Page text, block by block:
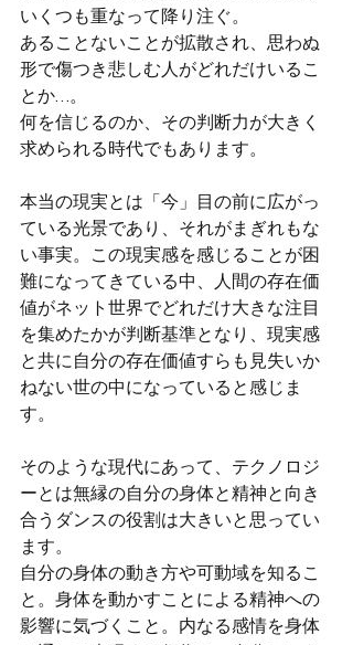
いくつも重なって降り注ぐ。
あることないことが拡散され、思わぬ
形で傷つき悲しむ人がどれだけいるこ
とか…。
何を信じるのか、その判断力が大きく
求められる時代でもあります。
本当の現実とは「今」目の前に広がっ
ている光景であり、それがまぎれもな
い事実。この現実感を感じることが困
難になってきている中、人間の存在価
値がネット世界でどれだけ大きな注目
を集めたかが判断基準となり、現実感
と共に自分の存在価値すらも見失いか
ねない世の中になっていると感じま
す。
そのような現代にあって、テクノロジ
ーとは無縁の自分の身体と精神と向き
合うダンスの役割は大きいと思ってい
ます。
自分の身体の動き方や可動域を知るこ
と。身体を動かすことによる精神への
影響に気づくこと。内なる感情を身体